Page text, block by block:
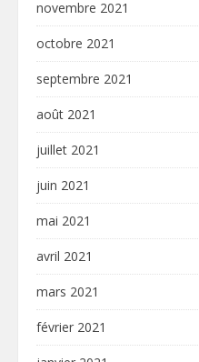
novembre 2021
octobre 2021
septembre 2021
août 2021
juillet 2021
juin 2021
mai 2021
avril 2021
mars 2021
février 2021